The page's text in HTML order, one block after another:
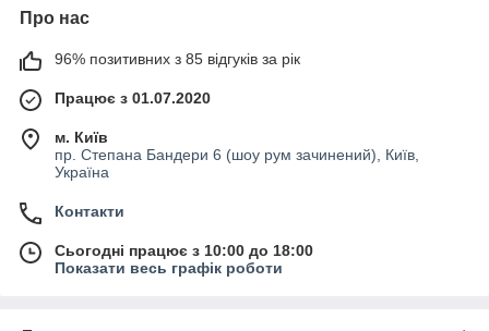
Про нас
96% позитивних з 85 відгуків за рік
Працює з 01.07.2020
м. Київ
пр. Степана Бандери 6 (шоу рум зачинений), Київ,
Україна
Контакти
Сьогодні працює з 10:00 до 18:00
Показати весь графік роботи